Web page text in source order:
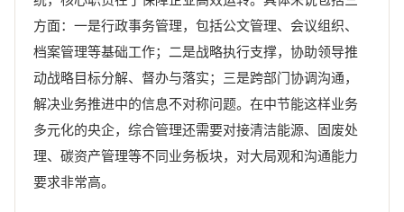
方面：一是行政事务管理，包括公文管理、会议组织、
档案管理等基础工作；二是战略执行支撑，协助领导推
动战略目标分解、督办与落实；三是跨部门协调沟通，
解决业务推进中的信息不对称问题。在中节能这样业务
多元化的央企，综合管理还需要对接清洁能源、固废处
理、碳资产管理等不同业务板块，对大局观和沟通能力
要求非常高。